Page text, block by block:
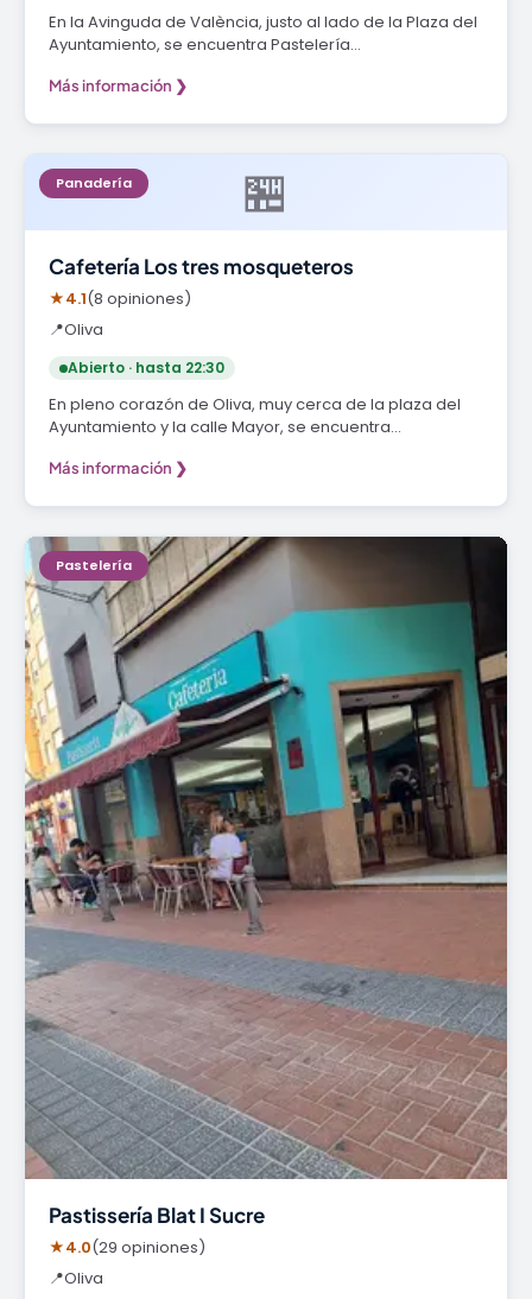
En la Avinguda de València, justo al lado de la Plaza del
Ayuntamiento, se encuentra Pastelería…
Más información ❯
🏪
Panadería
Cafetería Los tres mosqueteros
★4.1(8 opiniones)
📍Oliva
Abierto · hasta 22:30
En pleno corazón de Oliva, muy cerca de la plaza del
Ayuntamiento y la calle Mayor, se encuentra…
Más información ❯
Pastelería
Pastissería Blat I Sucre
★4.0(29 opiniones)
📍Oliva